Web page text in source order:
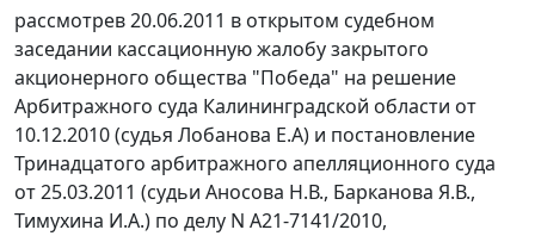
рассмотрев 20.06.2011 в открытом судебном
заседании кассационную жалобу закрытого
акционерного общества "Победа" на решение
Арбитражного суда Калининградской области от
10.12.2010 (судья Лобанова Е.А) и постановление
Тринадцатого арбитражного апелляционного суда
от 25.03.2011 (судьи Аносова Н.В., Барканова Я.В.,
Тимухина И.А.) по делу N А21-7141/2010,